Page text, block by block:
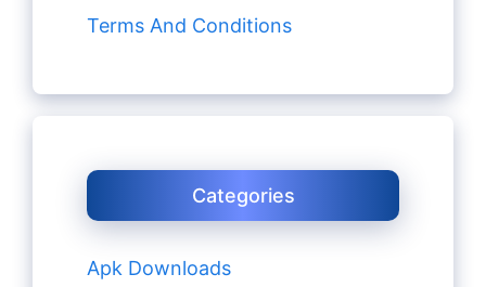
Terms And Conditions
Categories
Apk Downloads